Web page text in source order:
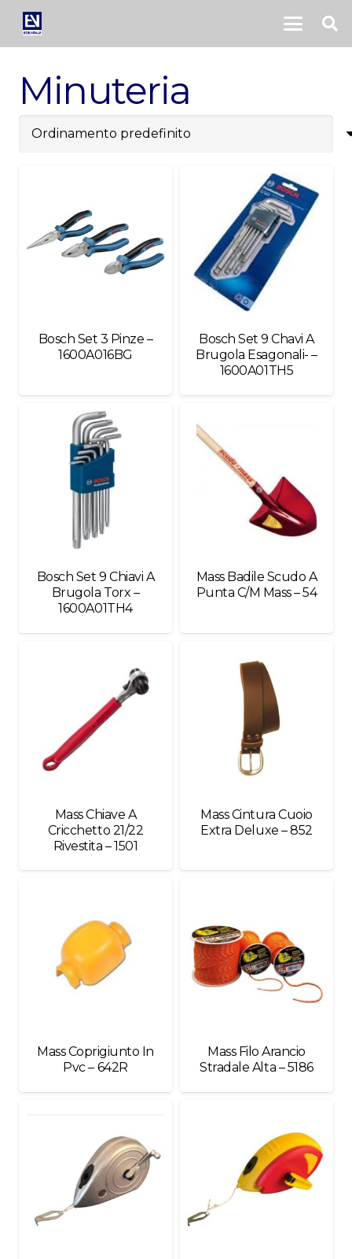
Minuteria
Bosch Set 3 Pinze –
1600A016BG
Bosch Set 9 Chavi A
Brugola Esagonali- –
1600A01TH5
Bosch Set 9 Chiavi A
Brugola Torx –
1600A01TH4
Mass Badile Scudo A
Punta C/M Mass – 54
Mass Chiave A
Cricchetto 21/22
Rivestita – 1501
Mass Cintura Cuoio
Extra Deluxe – 852
Mass Coprigiunto In
Pvc – 642R
Mass Filo Arancio
Stradale Alta – 5186